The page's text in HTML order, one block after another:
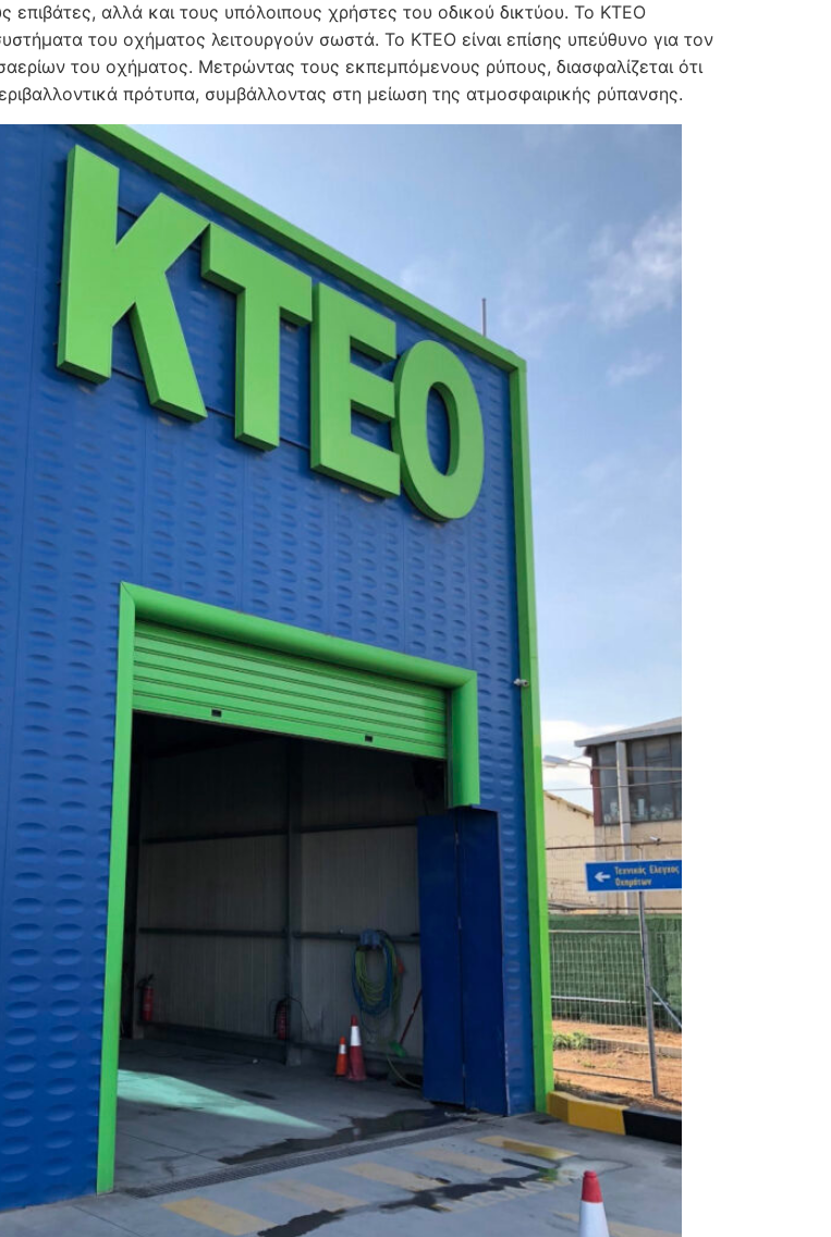
επιβάτες, αλλά και τους υπόλοιπους χρήστες του οδικού δικτύου. Το ΚΤΕΟ
του οχήματος λειτουργούν σωστά. Το ΚΤΕΟ είναι επίσης υπεύθυνο για τον
του οχήματος. Μετρώντας τους εκπεμπόμενους ρύπους, διασφαλίζεται ότι
πρότυπα, συμβάλλοντας στη μείωση της ατμοσφαιρικής ρύπανσης.